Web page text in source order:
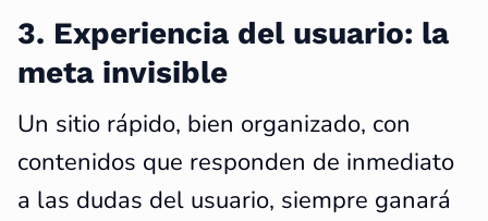
3. Experiencia del usuario: la
meta invisible
Un sitio rápido, bien organizado, con
contenidos que responden de inmediato
a las dudas del usuario, siempre ganará